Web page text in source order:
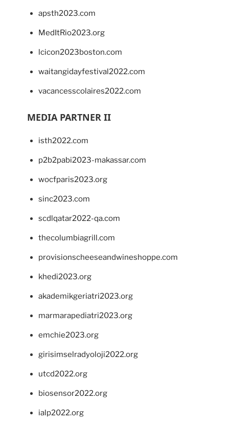
apsth2023.com
MedItRio2023.org
lcicon2023boston.com
waitangidayfestival2022.com
vacancesscolaires2022.com
MEDIA PARTNER II
isth2022.com
p2b2pabi2023-makassar.com
wocfparis2023.org
sinc2023.com
scdlqatar2022-qa.com
thecolumbiagrill.com
provisionscheeseandwineshoppe.com
khedi2023.org
akademikgeriatri2023.org
marmarapediatri2023.org
emchie2023.org
girisimselradyoloji2022.org
utcd2022.org
biosensor2022.org
ialp2022.org